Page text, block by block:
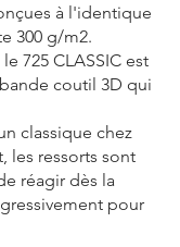
à l'identique
300 g/m2.
725 CLASSIC est
coutil 3D qui
classique chez
les ressorts sont
réagir dès la
pour